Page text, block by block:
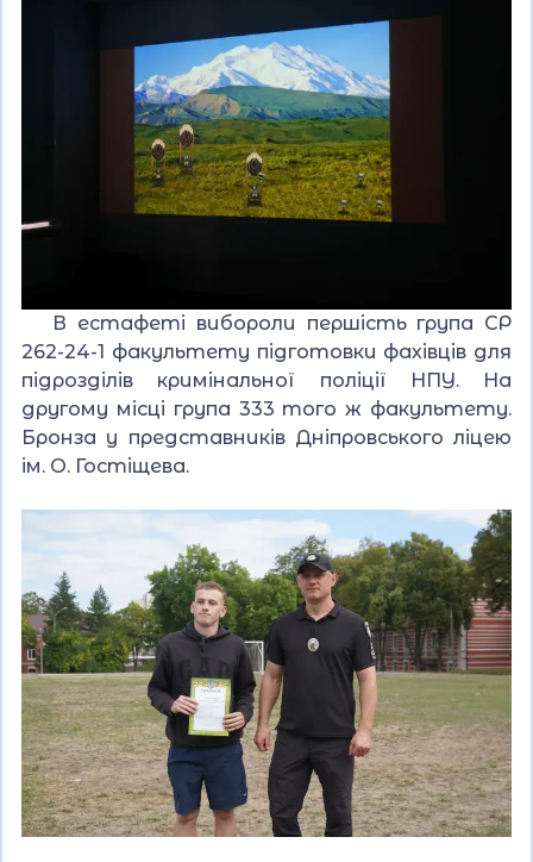
В естафеті вибороли першість група СР
262-24-1 факультету підготовки фахівців для
підрозділів кримінальної поліції НПУ. На
другому місці група 333 того ж факультету.
Бронза у представників Дніпровського ліцею
ім. О. Гостіщева.